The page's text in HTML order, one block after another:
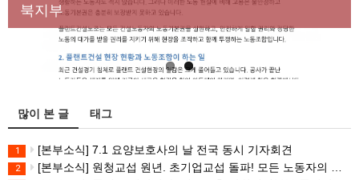
대책 마련하라
북지부
많이 본 글 태그
1 [본부소식] 7.1 요양보호사의 날 전국 동시 기자회견
2 [본부소식] 원청교섭 원년. 초기업교섭 돌파! 모든 노동자의 노동기본권 쟁취! 민주노총 7.15 총파업대회